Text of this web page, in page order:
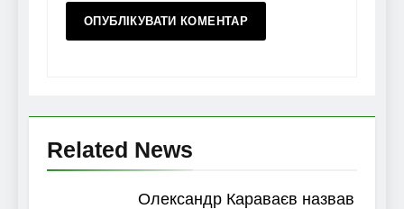
Related News
Олександр Караваєв назвав